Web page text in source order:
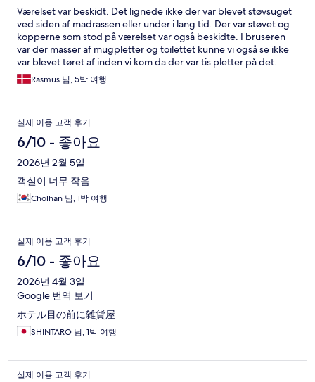
Værelset var beskidt. Det lignede ikke der var blevet støvsuget
ved siden af madrassen eller under i lang tid. Der var støvet og
kopperne som stod på værelset var også beskidte. I bruseren
var der masser af mugpletter og toilettet kunne vi også se ikke
var blevet tøret af inden vi kom da der var tis pletter på det.
Anden dag i lejligheden fandt vi også en kakerlak på værelset.
Personalet var venligt og placeringen er lige ved en metro
til os i de 5 dage vi boede der.
Rasmus 님, 5박 여행
실제 이용 고객 후기
6/10 - 좋아요
2026년 2월 5일
객실이 너무 작음
Cholhan 님, 1박 여행
실제 이용 고객 후기
6/10 - 좋아요
2026년 4월 3일
Google 번역 보기
ホテル目の前に雑貨屋
SHINTARO 님, 1박 여행
실제 이용 고객 후기